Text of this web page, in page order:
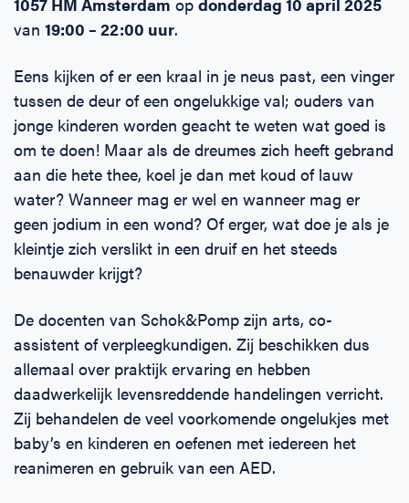
van 19:00 – 22:00 uur.
Eens kijken of er een kraal in je neus past, een vinger
tussen de deur of een ongelukkige val; ouders van
jonge kinderen worden geacht te weten wat goed is
om te doen! Maar als de dreumes zich heeft gebrand
aan die hete thee, koel je dan met koud of lauw
water? Wanneer mag er wel en wanneer mag er
geen jodium in een wond? Of erger, wat doe je als je
kleintje zich verslikt in een druif en het steeds
benauwder krijgt?
De docenten van Schok&Pomp zijn arts, co-
assistent of verpleegkundigen. Zij beschikken dus
allemaal over praktijk ervaring en hebben
daadwerkelijk levensreddende handelingen verricht.
Zij behandelen de veel voorkomende ongelukjes met
baby’s en kinderen en oefenen met iedereen het
reanimeren en gebruik van een AED.